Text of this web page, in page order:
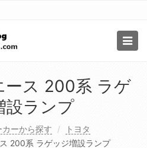
ース 200系 ラゲ
設ランプ
カーから探す
トヨタ
200系 ラゲッジ増設ランプ